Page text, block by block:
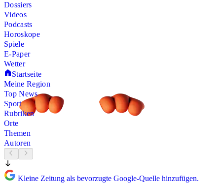
Dossiers
Videos
Podcasts
Horoskope
Spiele
E-Paper
Wetter
Startseite
Meine Region
Top News
Sport
Rubriken
Orte
Themen
Autoren
Kleine Zeitung als bevorzugte Google-Quelle hinzufügen.